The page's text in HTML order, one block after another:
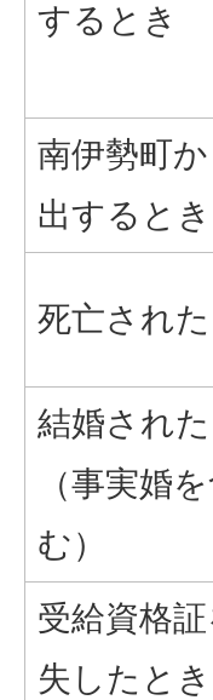
するとき
南伊勢町
出するとき
死亡され
結婚され
（事実婚
む）
受給資格
失したとき